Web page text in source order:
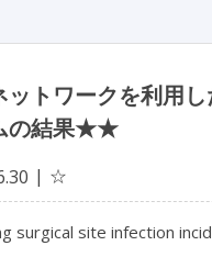
ットワークを利用
の結果★★
☆
surgical site infection